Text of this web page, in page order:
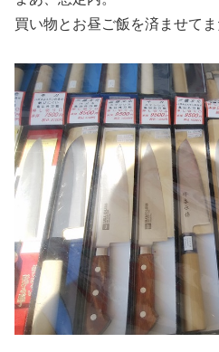
買い物とお昼ご飯を済ませてま